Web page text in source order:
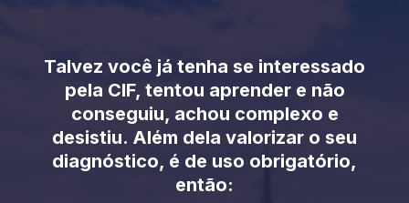
Talvez você já tenha se interessado
pela CIF, tentou aprender e não
conseguiu, achou complexo e
desistiu. Além dela valorizar o seu
diagnóstico, é de uso obrigatório,
então: